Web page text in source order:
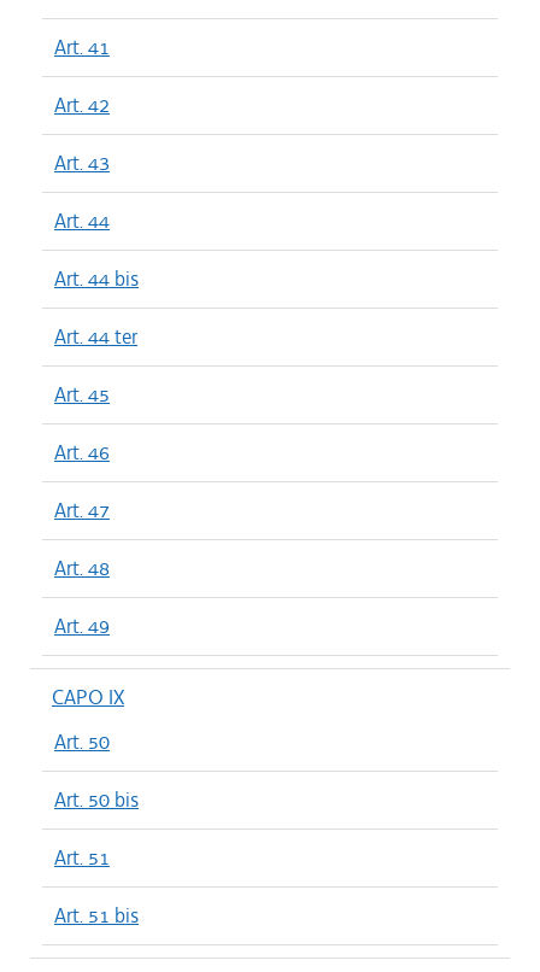
Art. 41
Art. 42
Art. 43
Art. 44
Art. 44 bis
Art. 44 ter
Art. 45
Art. 46
Art. 47
Art. 48
Art. 49
CAPO IX
Art. 50
Art. 50 bis
Art. 51
Art. 51 bis